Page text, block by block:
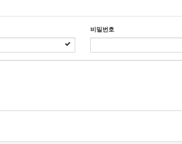
비밀번호